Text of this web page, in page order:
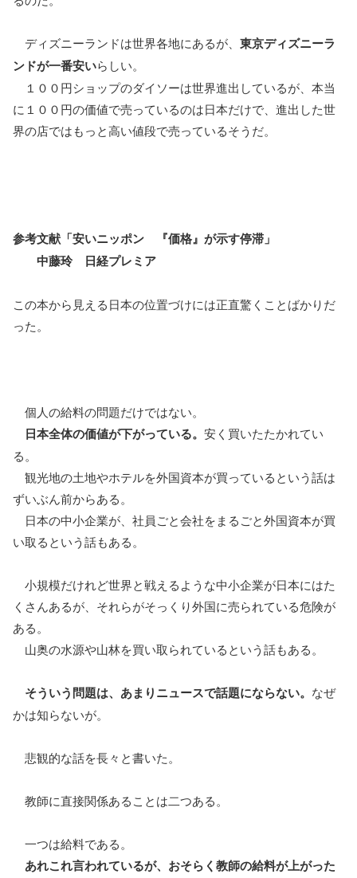
ディズニーランドは世界各地にあるが、 東京ディズニーラ
ンドが一番安いらしい。
１００円ショップのダイソーは世界進出しているが、本当
に１００円の価値で売っているのは日本だけで、進出した世
界の店ではもっと高い値段で売っているそうだ。
参考文献「安いニッポン 『価格』が示す停滞」
中藤玲 日経プレミア
この本から見える日本の位置づけには正直驚くことばかりだ
った。
個人の給料の問題だけではない。
日本全体の価値が下がっている。 安く買いたたかれてい
る。
観光地の土地やホテルを外国資本が買っているという話は
ずいぶん前からある。
日本の中小企業が、社員ごと会社をまるごと外国資本が買
い取るという話もある。
小規模だけれど世界と戦えるような中小企業が日本にはた
くさんあるが、それらがそっくり外国に売られている危険が
ある。
山奥の水源や山林を買い取られているという話もある。
そういう問題は、あまりニュースで話題にならない。 なぜ
かは知らないが。
悲観的な話を長々と書いた。
教師に直接関係あることは二つある。
一つは給料である。
あれこれ言われているが、おそらく教師の給料が上がった